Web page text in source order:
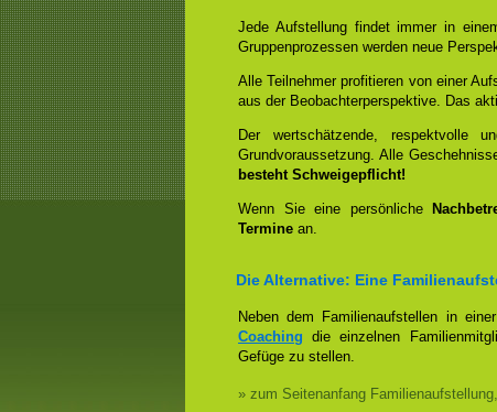
Jede Aufstellung findet immer in
Gruppenprozessen werden neue
Alle Teilnehmer profitieren von einer
aus der Beobachterperspektive. Das
Der wertschätzende, respektvolle
Grundvoraussetzung. Alle
besteht Schweigepflicht!
Wenn Sie eine persönliche
Termine an.
Die Alternative: Eine
Neben dem Familienaufstellen in
Coaching die einzelnen
Gefüge zu stellen.
» zum Seitenanfang